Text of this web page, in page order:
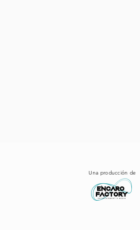
Una producción de